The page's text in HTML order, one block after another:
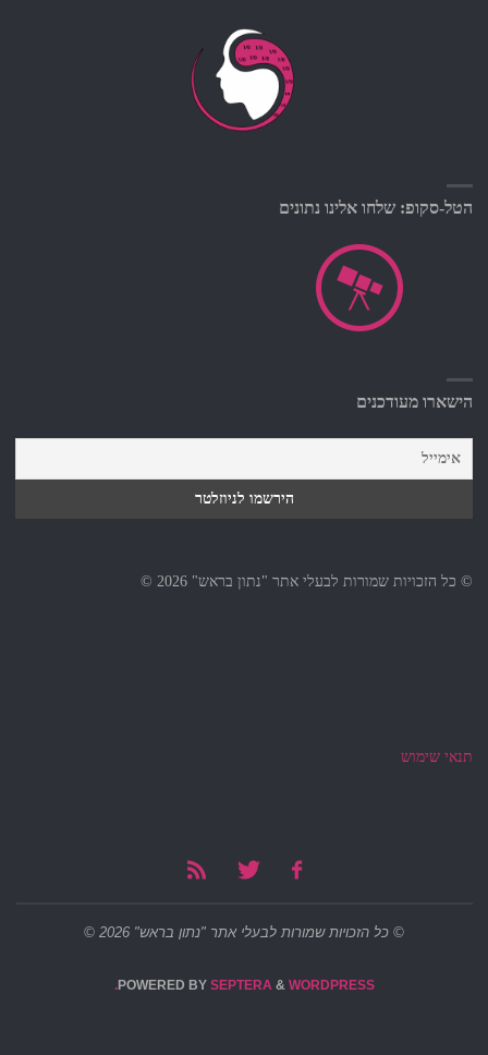
הטל-סקופ: שלחו אלינו נתונים
הישארו מעודכנים
© כל הזכויות שמורות לבעלי אתר "נתון בראש" 2026 ©
תנאי שימוש
© כל הזכויות שמורות לבעלי אתר "נתון בראש" 2026 ©
POWERED BYSEPTERA & WORDPRESS.